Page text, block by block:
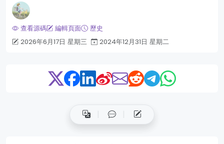
查看源碼 編輯頁面
歷史
2026年6月17日 星期三
2024年12月31日 星期二